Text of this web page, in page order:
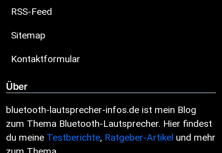
RSS-Feed
Sitemap
Kontaktformular
Über
bluetooth-lautsprecher-infos.de ist mein Blog
zum Thema Bluetooth-Lautsprecher. Hier findest
du meine Testberichte, Ratgeber-Artikel und mehr